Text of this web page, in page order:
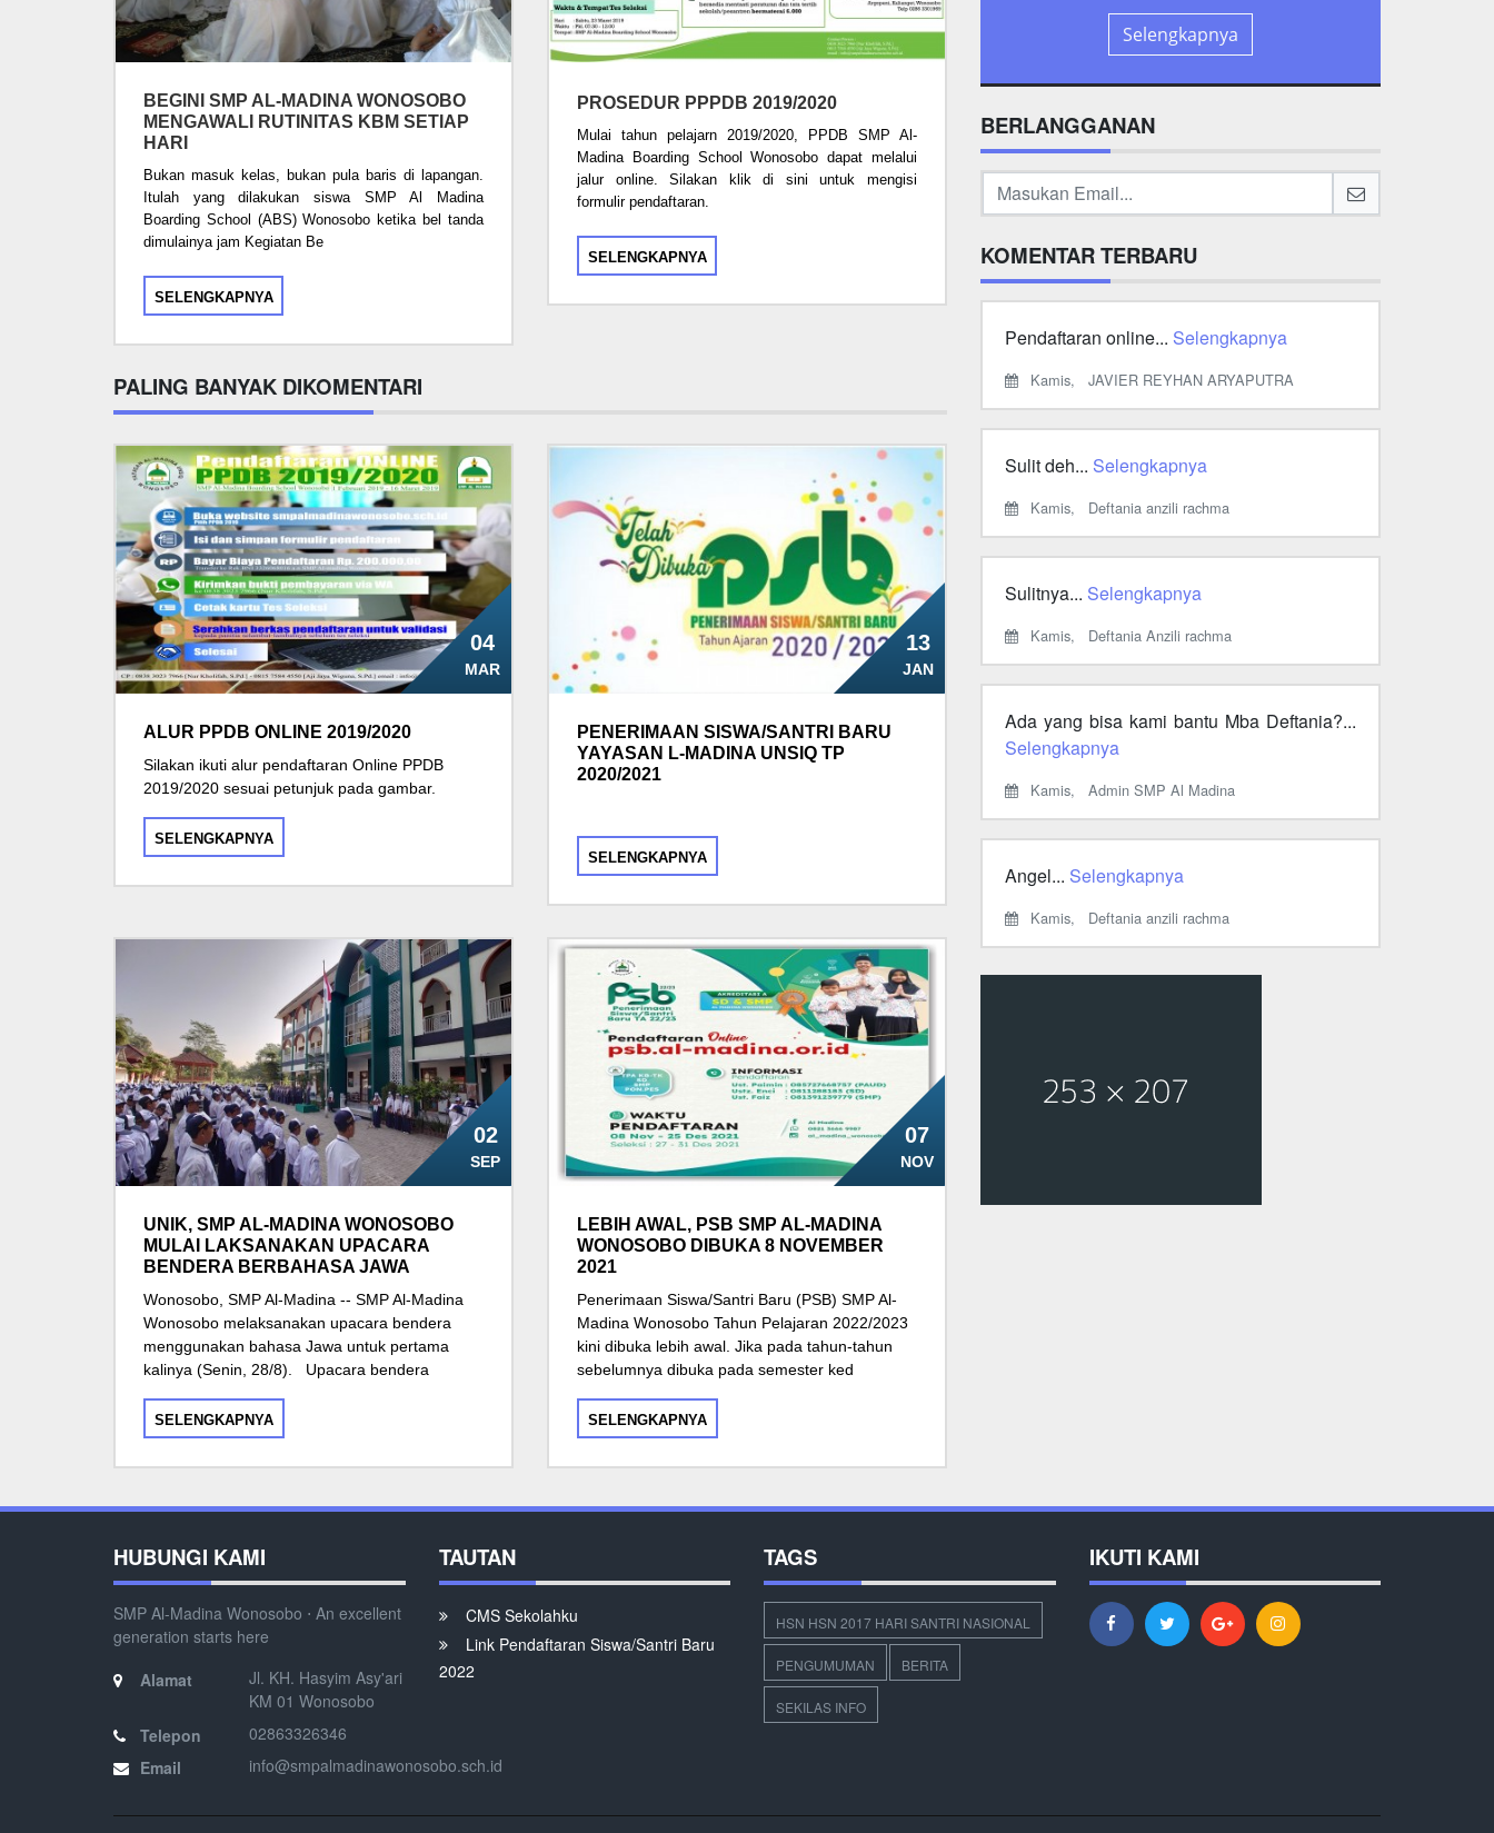
BEGINI SMP AL-MADINA WONOSOBO
MENGAWALI RUTINITAS KBM SETIAP
HARI
Bukan masuk kelas, bukan pula baris di lapangan.
Itulah yang dilakukan siswa SMP Al Madina
Boarding School (ABS) Wonosobo ketika bel tanda
dimulainya jam Kegiatan Be
SELENGKAPNYA
PROSEDUR PPPDB 2019/2020
Mulai tahun pelajarn 2019/2020, PPDB SMP Al-
Madina Boarding School Wonosobo dapat melalui
jalur online. Silakan klik di sini untuk mengisi
formulir pendaftaran.
SELENGKAPNYA
PALING BANYAK DIKOMENTARI
04
MAR
ALUR PPDB ONLINE 2019/2020
Silakan ikuti alur pendaftaran Online PPDB
2019/2020 sesuai petunjuk pada gambar.
SELENGKAPNYA
13
JAN
PENERIMAAN SISWA/SANTRI BARU
YAYASAN L-MADINA UNSIQ TP
2020/2021
SELENGKAPNYA
02
SEP
UNIK, SMP AL-MADINA WONOSOBO
MULAI LAKSANAKAN UPACARA
BENDERA BERBAHASA JAWA
Wonosobo, SMP Al-Madina -- SMP Al-Madina
Wonosobo melaksanakan upacara bendera
menggunakan bahasa Jawa untuk pertama
kalinya (Senin, 28/8). Upacara bendera
SELENGKAPNYA
07
NOV
LEBIH AWAL, PSB SMP AL-MADINA
WONOSOBO DIBUKA 8 NOVEMBER
2021
Penerimaan Siswa/Santri Baru (PSB) SMP Al-
Madina Wonosobo Tahun Pelajaran 2022/2023
kini dibuka lebih awal. Jika pada tahun-tahun
sebelumnya dibuka pada semester ked
SELENGKAPNYA
Selengkapnya
BERLANGGANAN
KOMENTAR TERBARU
Pendaftaran online... Selengkapnya
Kamis, JAVIER REYHAN ARYAPUTRA
Sulit deh... Selengkapnya
Kamis, Deftania anzili rachma
Sulitnya... Selengkapnya
Kamis, Deftania Anzili rachma
Ada yang bisa kami bantu Mba Deftania?...
Selengkapnya
Kamis, Admin SMP Al Madina
Angel... Selengkapnya
Kamis, Deftania anzili rachma
HUBUNGI KAMI
SMP Al-Madina Wonosobo ⋅ An excellent
generation starts here
Alamat
Jl. KH. Hasyim Asy'ari
KM 01 Wonosobo
Telepon
02863326346
Email
info@smpalmadinawonosobo.sch.id
TAUTAN
CMS Sekolahku
Link Pendaftaran Siswa/Santri Baru
2022
TAGS
HSN HSN 2017 HARI SANTRI NASIONAL
PENGUMUMAN BERITA
SEKILAS INFO
IKUTI KAMI